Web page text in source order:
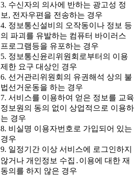
3. 수신자의 의사에 반하는 광고성 정
보, 전자우편을 전송하는 경우
4. 정보통신설비의 오작동이나 정보 등
의 파괴를 유발하는 컴퓨터 바이러스
프로그램등을 유포하는 경우
5. 정보통신윤리위원회로부터의 이용
제한 요구 대상인 경우
6. 선거관리위원회의 유권해석 상의 불
법선거운동을 하는 경우
7. 서비스를 이용하여 얻은 정보를 교육
정보원의 동의 없이 상업적으로 이용하
는 경우
8. 비실명 이용자번호로 가입되어 있는
경우
9. 일정기간 이상 서비스에 로그인하지
않거나 개인정보 수집․이용에 대한 재
동의를 하지 않은 경우